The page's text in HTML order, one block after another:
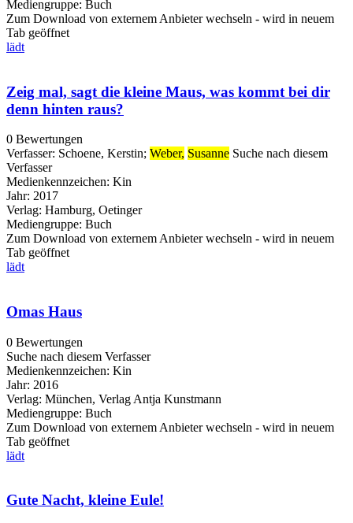
Mediengruppe: Buch
Zum Download von externem Anbieter wechseln - wird in neuem
Tab geöffnet
lädt
Zeig mal, sagt die kleine Maus, was kommt bei dir
denn hinten raus?
0 Bewertungen
Verfasser: Schoene, Kerstin; Weber, Susanne Suche nach diesem
Verfasser
Medienkennzeichen: Kin
Jahr: 2017
Verlag: Hamburg, Oetinger
Mediengruppe: Buch
Zum Download von externem Anbieter wechseln - wird in neuem
Tab geöffnet
lädt
Omas Haus
0 Bewertungen
Suche nach diesem Verfasser
Medienkennzeichen: Kin
Jahr: 2016
Verlag: München, Verlag Antja Kunstmann
Mediengruppe: Buch
Zum Download von externem Anbieter wechseln - wird in neuem
Tab geöffnet
lädt
Gute Nacht, kleine Eule!